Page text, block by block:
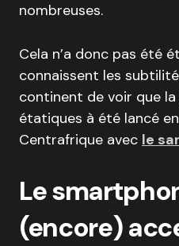
nombreuses.
Cela n’a donc pas été
connaissent les
continent de voir que
étatiques à été lancé
Centrafrique avec le
Le
(encore)